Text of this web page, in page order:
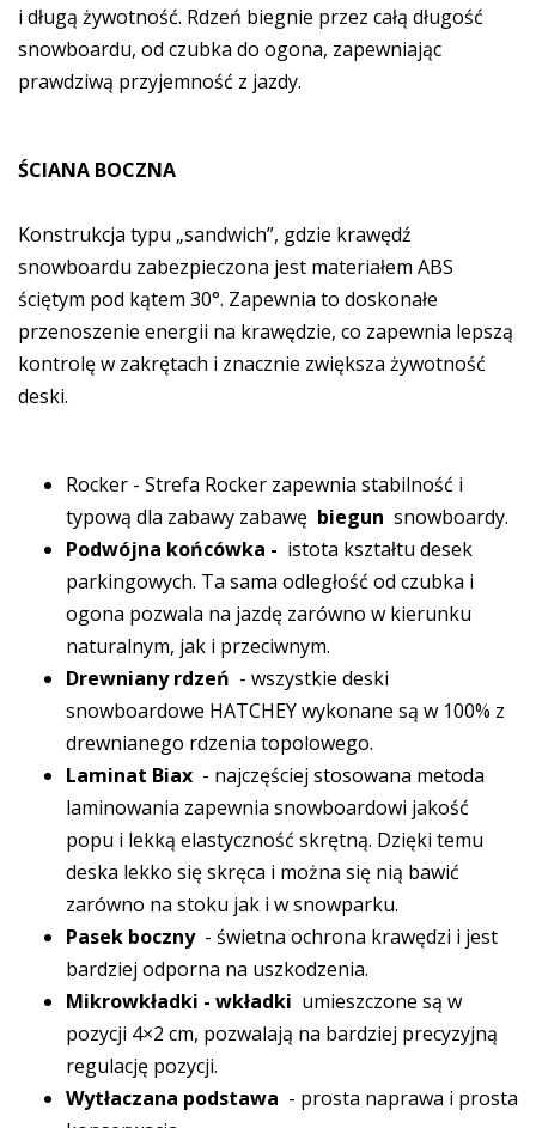
i długą żywotność. Rdzeń biegnie przez całą długość
snowboardu, od czubka do ogona, zapewniając
prawdziwą przyjemność z jazdy.
ŚCIANA BOCZNA
Konstrukcja typu „sandwich”, gdzie krawędź
snowboardu zabezpieczona jest materiałem ABS
ściętym pod kątem 30°. Zapewnia to doskonałe
przenoszenie energii na krawędzie, co zapewnia lepszą
kontrolę w zakrętach i znacznie zwiększa żywotność
deski.
Rocker - Strefa Rocker zapewnia stabilność i
typową dla zabawy zabawę biegun snowboardy.
Podwójna końcówka - istota kształtu desek
parkingowych. Ta sama odległość od czubka i
ogona pozwala na jazdę zarówno w kierunku
naturalnym, jak i przeciwnym.
Drewniany rdzeń - wszystkie deski
snowboardowe HATCHEY wykonane są w 100% z
drewnianego rdzenia topolowego.
Laminat Biax - najczęściej stosowana metoda
laminowania zapewnia snowboardowi jakość
popu i lekką elastyczność skrętną. Dzięki temu
deska lekko się skręca i można się nią bawić
zarówno na stoku jak i w snowparku.
Pasek boczny- świetna ochrona krawędzi i jest
bardziej odporna na uszkodzenia.
Mikrowkładki - wkładki umieszczone są w
pozycji 4×2 cm, pozwalają na bardziej precyzyjną
regulację pozycji.
Wytłaczana podstawa - prosta naprawa i prosta